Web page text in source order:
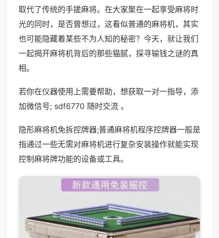
取代了传统的手搓麻将。在大家聚在一起享受麻将时
光的同时，是否曾想过，这看似普通的麻将机，其实
也可能隐藏着某些不为人知的秘密？今天，就让我们
一起揭开麻将机背后的那些猫腻，探寻输钱之谜的真
相。
若你在仪器使用上需要帮助，想获取一对一指导，添
加微信号; sdf6770 随时交流 。
隐形麻将机免拆控牌器;普通麻将机程序控牌器一般是
指通过一些无需对麻将机进行复杂安装操作就能实现
控制麻将牌功能的设备或工具。